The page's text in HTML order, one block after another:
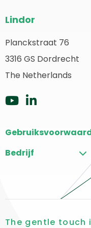
footer
Lindor
Planckstraat 76
3316 GS Dordrecht
The Netherlands
Ga
Youtube
Ga
LinkedIn
Bedrijf
The gentle touch